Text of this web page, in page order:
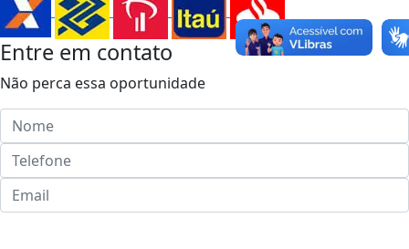
Entre em contato
perca essa oportunidade